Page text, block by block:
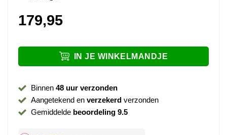
179,95
IN JE WINKELMANDJE
Binnen 48 uur verzonden
Aangetekend en verzekerdverzonden
Gemiddelde beoordeling 9.5